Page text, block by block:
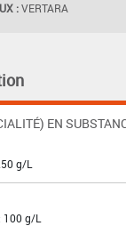
: VERTARA
EN
g/L
100 g/L